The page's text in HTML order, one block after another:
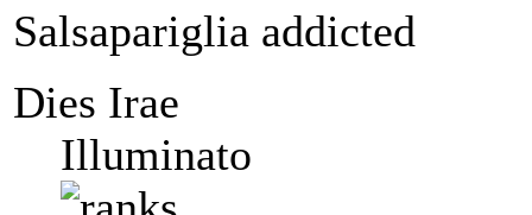
Salsapariglia addicted
Dies Irae
Illuminato